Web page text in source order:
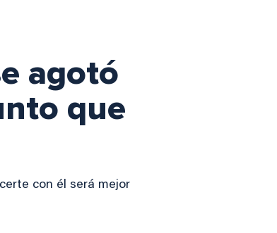
agotó
que
con él será mejor